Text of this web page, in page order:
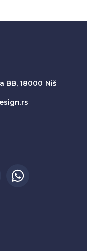
BB, 18000 Niš